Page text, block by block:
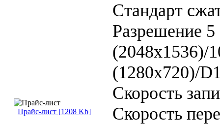
Прайс-лист [1208 Kb]
Стандарт
Разрешение
(2048x1536)/
(1280x720)/
Скорость
Скорость